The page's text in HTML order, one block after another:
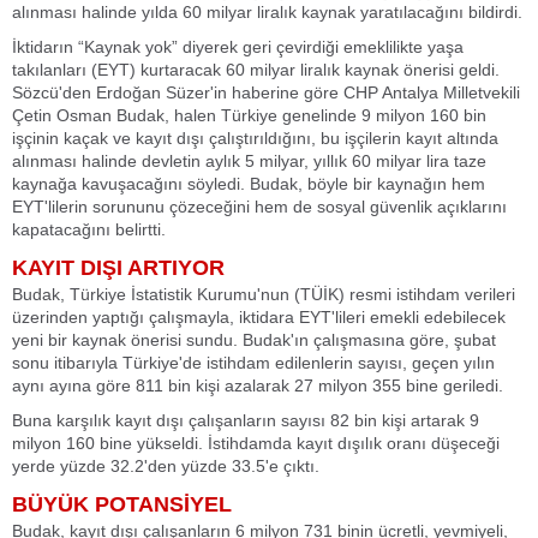
alınması halinde yılda 60 milyar liralık kaynak yaratılacağını bildirdi.
İktidarın “Kaynak yok” diyerek geri çevirdiği emeklilikte yaşa
takılanları (EYT) kurtaracak 60 milyar liralık kaynak önerisi geldi.
Sözcü'den Erdoğan Süzer'in haberine göre CHP Antalya Milletvekili
Çetin Osman Budak, halen Türkiye genelinde 9 milyon 160 bin
işçinin kaçak ve kayıt dışı çalıştırıldığını, bu işçilerin kayıt altında
alınması halinde devletin aylık 5 milyar, yıllık 60 milyar lira taze
kaynağa kavuşacağını söyledi. Budak, böyle bir kaynağın hem
EYT'lilerin sorununu çözeceğini hem de sosyal güvenlik açıklarını
kapatacağını belirtti.
KAYIT DIŞI ARTIYOR
Budak, Türkiye İstatistik Kurumu'nun (TÜİK) resmi istihdam verileri
üzerinden yaptığı çalışmayla, iktidara EYT'lileri emekli edebilecek
yeni bir kaynak önerisi sundu. Budak'ın çalışmasına göre, şubat
sonu itibarıyla Türkiye'de istihdam edilenlerin sayısı, geçen yılın
aynı ayına göre 811 bin kişi azalarak 27 milyon 355 bine geriledi.
Buna karşılık kayıt dışı çalışanların sayısı 82 bin kişi artarak 9
milyon 160 bine yükseldi. İstihdamda kayıt dışılık oranı düşeceği
yerde yüzde 32.2'den yüzde 33.5'e çıktı.
BÜYÜK POTANSİYEL
Budak, kayıt dışı çalışanların 6 milyon 731 binin ücretli, yevmiyeli,